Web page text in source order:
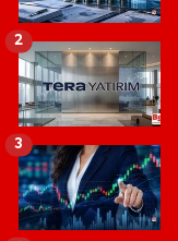
2
3